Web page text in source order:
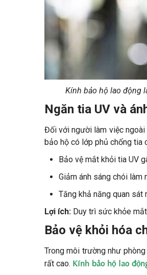
Kính bảo hộ lao động
Ngăn tia UV và
Đối với người làm việc ngoài
bảo hộ có lớp phủ chống tia
Bảo vệ mắt khỏi tia UV
Giảm ánh sáng chói làm
Tăng khả năng quan
Lợi ích: Duy trì sức khỏe
Bảo vệ khỏi hóa
Trong môi trường như
rất cao. Kính bảo hộ lao